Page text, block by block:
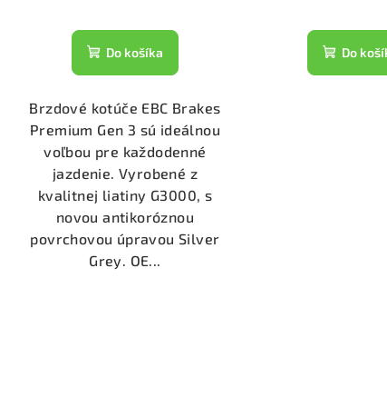
Do košíka
Brzdové kotúče EBC Brakes
Premium Gen 3 sú ideálnou
voľbou pre každodenné
jazdenie. Vyrobené z
kvalitnej liatiny G3000, s
novou antikoróznou
povrchovou úpravou Silver
Grey. OE...
Do